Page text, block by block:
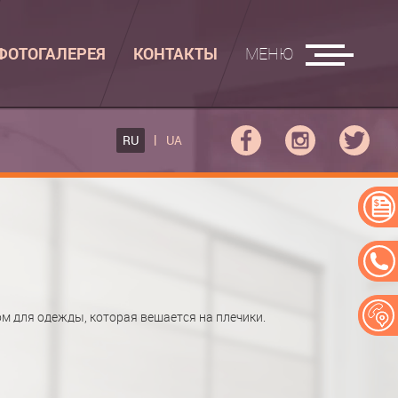
КОНТАКТЫ МЕНЮ
RU UA
одежды, которая вешается на плечики.
ДОСКИ